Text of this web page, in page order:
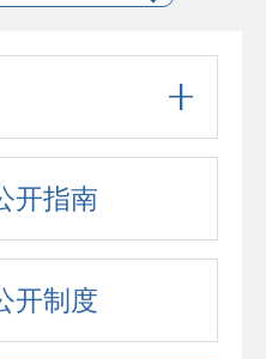
开指南
开制度